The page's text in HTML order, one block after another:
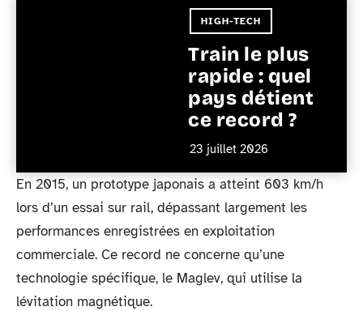
HIGH-TECH
Train le plus
rapide : quel
pays détient
ce record ?
23 juillet 2026
En 2015, un prototype japonais a atteint 603 km/h
lors d’un essai sur rail, dépassant largement les
performances enregistrées en exploitation
commerciale. Ce record ne concerne qu’une
technologie spécifique, le Maglev, qui utilise la
lévitation magnétique.